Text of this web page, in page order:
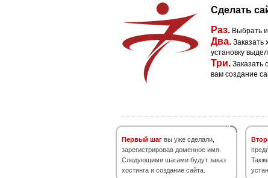
Сделать
Раз. Выбрать и
Два. Заказать
установку
Три. Заказать
вам создание
Первый шаг вы уже сделали,
зарегистрировав доменное имя.
Следующими шагами будут заказ
хостинга и создание сайта.